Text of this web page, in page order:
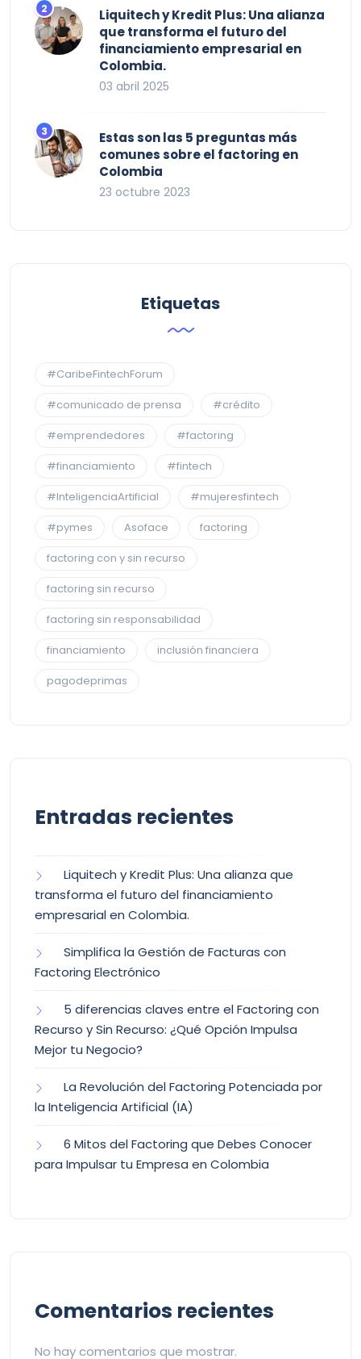
Liquitech y Kredit Plus: Una alianza
que transforma el futuro del
financiamiento empresarial en
Colombia.
03 abril 2025
Estas son las 5 preguntas más
comunes sobre el factoring en
Colombia
23 octubre 2023
Etiquetas
#CaribeFintechForum
#comunicado de prensa
#crédito
#emprendedores
#factoring
#financiamiento
#fintech
#InteligenciaArtificial
#mujeresfintech
#pymes
Asoface
factoring
factoring con y sin recurso
factoring sin recurso
factoring sin responsabilidad
financiamiento
inclusión financiera
pagodeprimas
Entradas recientes
Liquitech y Kredit Plus: Una alianza que
transforma el futuro del financiamiento
empresarial en Colombia.
Simplifica la Gestión de Facturas con
Factoring Electrónico
5 diferencias claves entre el Factoring con
Recurso y Sin Recurso: ¿Qué Opción Impulsa
Mejor tu Negocio?
La Revolución del Factoring Potenciada por
la Inteligencia Artificial (IA)
6 Mitos del Factoring que Debes Conocer
para Impulsar tu Empresa en Colombia
Comentarios recientes
No hay comentarios que mostrar.